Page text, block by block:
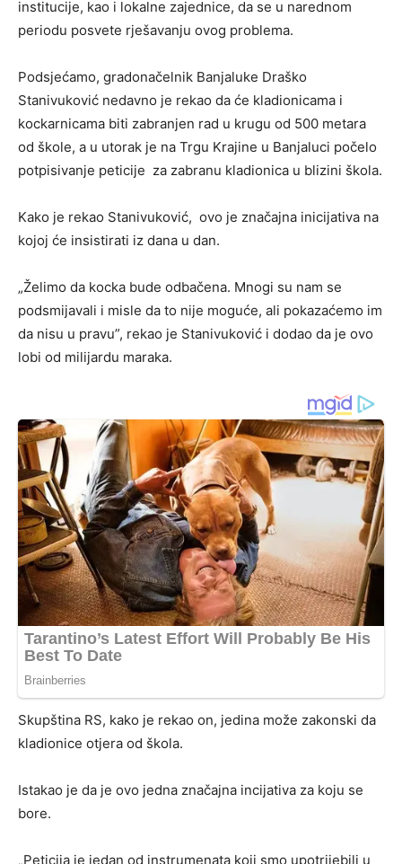
institucije, kao i lokalne zajednice, da se u narednom
periodu posvete rješavanju ovog problema.
Podsjećamo, gradonačelnik Banjaluke Draško
Stanivuković nedavno je rekao da će kladionicama i
kockarnicama biti zabranjen rad u krugu od 500 metara
od škole, a u utorak je na Trgu Krajine u Banjaluci počelo
potpisivanje peticije za zabranu kladionica u blizini škola.
Kako je rekao Stanivuković, ovo je značajna inicijativa na
kojoj će insistirati iz dana u dan.
„Želimo da kocka bude odbačena. Mnogi su nam se
podsmijavali i misle da to nije moguće, ali pokazaćemo im
da nisu u pravu”, rekao je Stanivuković i dodao da je ovo
lobi od milijardu maraka.
Skupština RS, kako je rekao on, jedina može zakonski da
kladionice otjera od škola.
Istakao je da je ovo jedna značajna incijativa za koju se
bore.
„Peticija je jedan od instrumenata koji smo upotrijebili u